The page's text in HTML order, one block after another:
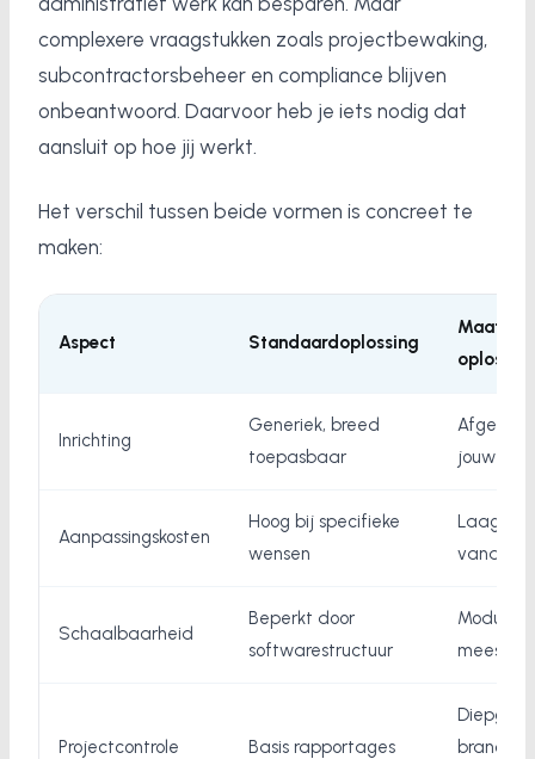
complexere vraagstukken zoals projectbewaking,
subcontractorsbeheer en compliance blijven
onbeantwoord. Daarvoor heb je iets nodig dat
aansluit op hoe jij werkt.
Het verschil tussen beide vormen is concreet te
maken:
Aspect Standaardoplossing
Inrichting
Generiek, breed
toepasbaar
jouw
Aanpassingskosten
Hoog bij specifieke
wensen
Laag,
vanaf
Schaalbaarheid
Beperkt door
softwarestructuur
Modulair
Projectcontrole Basis rapportages